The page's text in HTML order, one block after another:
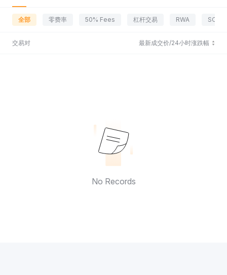
全部 零费率 50% Fees 杠杆交易 RWA SOL
交易对 最新成交价/24小时涨跌幅
No Records